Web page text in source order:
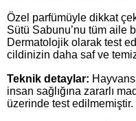
Özel parfümüyle dikkat
Sütü Sabunu’nu tüm aile
Dermatolojik olarak test
cildinizin daha saf ve
Teknik detaylar:
insan sağlığına zararlı
üzerinde test edilmemiştir.